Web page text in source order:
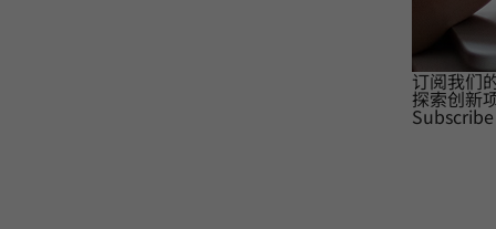
订阅我们
探索创新
Subscribe